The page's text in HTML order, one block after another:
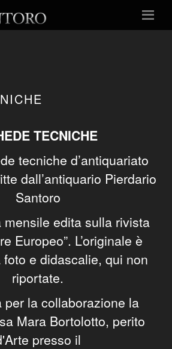
TECNICHE
tecniche d’antiquariato
dall’antiquario Pierdario
Santoro
mensile edita sulla rivista
Europeo”. L’originale è
e didascalie, qui non
riportate.
per la collaborazione la
Mara Bortolotto, perito
presso il